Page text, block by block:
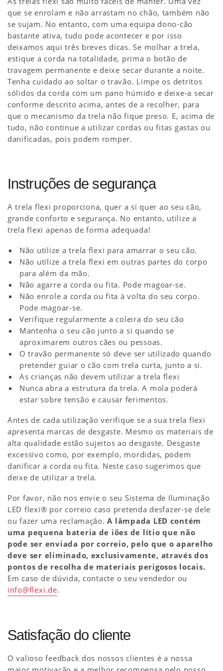
que se enrolam e não arrastam no chão, também não
se sujam. No entanto, com uma equipa dono-cão
bastante ativa, tudo pode acontecer e por isso
deixamos aqui três breves dicas. Se molhar a trela,
estique a corda na totalidade, prima o botão de
travagem permanente e deixe secar durante a noite.
Tenha cuidado ao soltar o travão. Limpe os detritos
sólidos da corda com um pano húmido e deixe-a secar
conforme descrito acima, antes de a recolher, para
que o mecanismo da trela não fique preso. E, acima de
tudo, não continue a utilizar cordas ou fitas gastas ou
danificadas, pois podem romper.
Instruções de segurança
A trela flexi proporciona, quer a si quer ao seu cão,
grande conforto e segurança. No entanto, utilize a
trela flexi apenas de forma adequada!
Não utilize a trela flexi para amarrar o seu cão.
Não utilize a trela flexi em outras partes do corpo
para além da mão.
Não agarre a corda ou fita. Pode magoar-se.
Não enrole a corda ou fita à volta do seu corpo.
Pode magoar-se.
Verifique regularmente a coleira do seu cão
Mantenha o seu cão junto a si quando se
aproximarem outros cães ou pessoas.
O travão permanente só deve ser utilizado quando
pretender guiar o cão com trela curta, junto a si.
As crianças não devem utilizar a trela flexi
Nunca abra a estrutura da trela. A mola poderá
estar sobre tensão e causar ferimentos.
Antes de cada utilização verifique se a sua trela flexi
apresenta marcas de desgaste. Mesmo os materiais de
alta qualidade estão sujeitos ao desgaste. Desgaste
excessivo como, por exemplo, mordidas, podem
danificar a corda ou fita. Neste caso sugerimos que
deixe de utilizar a trela.
Por favor, não nos envie o seu Sistema de Iluminação
LED flexi® por correio caso pretenda desfazer-se dele
ou fazer uma reclamação.A lâmpada LED contém
uma pequena bateria de iões de lítio que não
pode ser enviada por correio, pelo que o aparelho
deve ser eliminado, exclusivamente, através dos
pontos de recolha de materiais perigosos locais.
Em caso de dúvida, contacte o seu vendedor ou
info@flexi.de.
Satisfação do cliente
O valioso feedback dos nossos clientes é a nossa